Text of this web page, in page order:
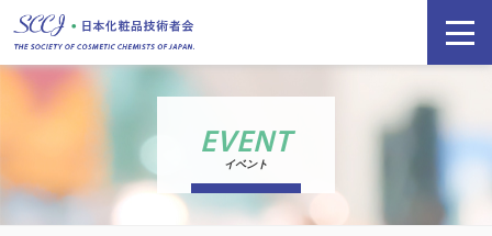
EVENT
イベント